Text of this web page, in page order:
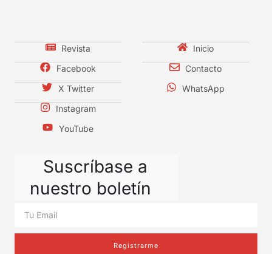
Revista
Facebook
X Twitter
Instagram
YouTube
Inicio
Contacto
WhatsApp
Suscríbase a
nuestro boletín
Registrarme